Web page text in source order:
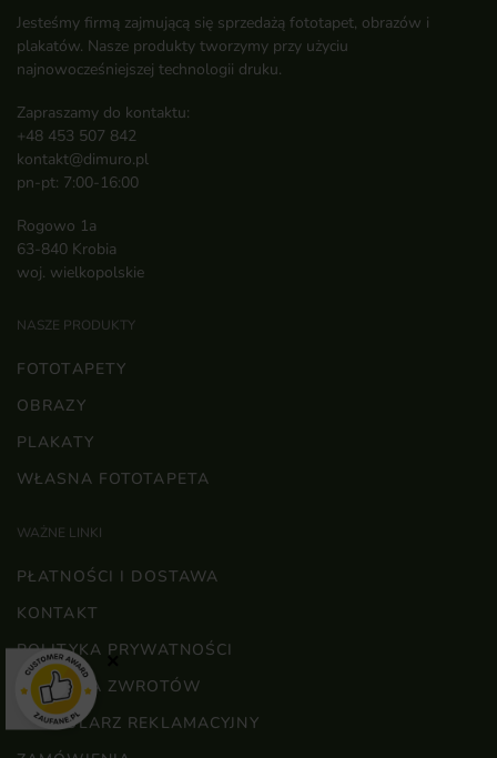
Jesteśmy firmą zajmującą się sprzedażą fototapet, obrazów i
plakatów. Nasze produkty tworzymy przy użyciu
najnowocześniejszej technologii druku.
Zapraszamy do kontaktu:
+48 453 507 842
kontakt@dimuro.pl
pn-pt: 7:00-16:00
Rogowo 1a
63-840 Krobia
woj. wielkopolskie
NASZE PRODUKTY
FOTOTAPETY
OBRAZY
PLAKATY
WŁASNA FOTOTAPETA
WAŻNE LINKI
PŁATNOŚCI I DOSTAWA
KONTAKT
POLITYKA PRYWATNOŚCI
POLITYKA ZWROTÓW
FORMULARZ REKLAMACYJNY
×